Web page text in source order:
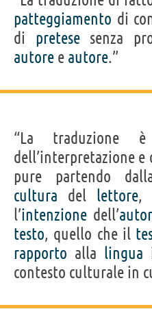
patteggiamento di
di pretesesenza
autore e autore.”
“La traduzione
dell’interpretazione e
pure partendo
cultura del lettore,
l’intenzione dell’
testo, quello che il
rapporto alla lingua
contesto culturale in